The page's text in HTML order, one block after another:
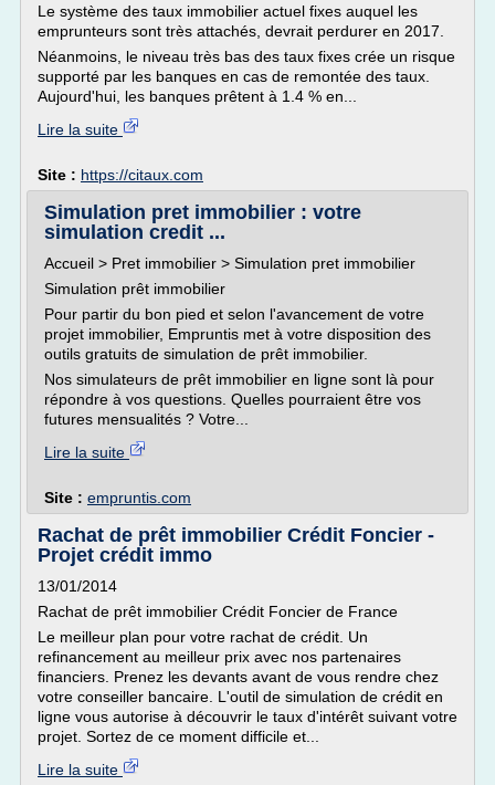
Le système des taux immobilier actuel fixes auquel les
emprunteurs sont très attachés, devrait perdurer en 2017.
Néanmoins, le niveau très bas des taux fixes crée un risque
supporté par les banques en cas de remontée des taux.
Aujourd'hui, les banques prêtent à 1.4 % en...
Lire la suite
Site : https://citaux.com
Simulation pret immobilier : votre
simulation credit ...
Accueil > Pret immobilier > Simulation pret immobilier
Simulation prêt immobilier
Pour partir du bon pied et selon l'avancement de votre
projet immobilier, Empruntis met à votre disposition des
outils gratuits de simulation de prêt immobilier.
Nos simulateurs de prêt immobilier en ligne sont là pour
répondre à vos questions. Quelles pourraient être vos
futures mensualités ? Votre...
Lire la suite
Site : empruntis.com
Rachat de prêt immobilier Crédit Foncier -
Projet crédit immo
13/01/2014
Rachat de prêt immobilier Crédit Foncier de France
Le meilleur plan pour votre rachat de crédit. Un
refinancement au meilleur prix avec nos partenaires
financiers. Prenez les devants avant de vous rendre chez
votre conseiller bancaire. L'outil de simulation de crédit en
ligne vous autorise à découvrir le taux d'intérêt suivant votre
projet. Sortez de ce moment difficile et...
Lire la suite